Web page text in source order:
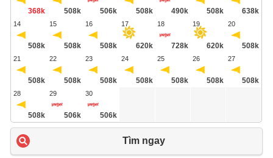
368k 508k 506k 508k 490k 508k 638k
14
508k
15
508k
16
508k
17
620k
18
728k
19
620k
20
508k
21
508k
22
508k
23
508k
24
508k
25
508k
26
508k
27
508k
28
508k
29
506k
30
506k
Tìm ngay